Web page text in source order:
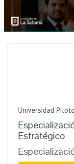
Universidad
Estratégico